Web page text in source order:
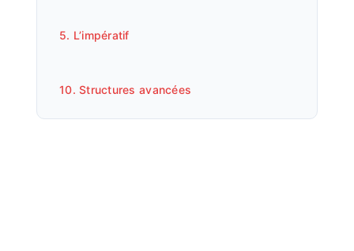
5. L’impératif
10. Structures avancées